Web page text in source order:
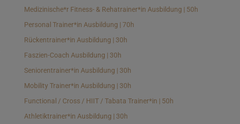
Medizinische*r Fitness- & Rehatrainer*in Ausbildung | 50h
Personal Trainer*in Ausbildung | 70h
Rückentrainer*in Ausbildung | 30h
Faszien-Coach Ausbildung | 30h
Seniorentrainer*in Ausbildung | 30h
Mobility Trainer*in Ausbildung | 30h
Functional / Cross / HIIT / Tabata Trainer*in | 50h
Athletiktrainer*in Ausbildung | 30h